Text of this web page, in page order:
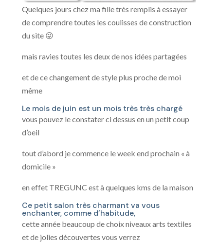
Quelques jours chez ma fille très remplis à essayer
de comprendre toutes les coulisses de construction
du site 😜
mais ravies toutes les deux de nos idées partagées
et de ce changement de style plus proche de moi
même
Le mois de juin est un mois très très chargé
vous pouvez le constater ci dessus en un petit coup
d’oeil
tout d’abord je commence le week end prochain « à
domicile »
en effet TREGUNC est à quelques kms de la maison
Ce petit salon très charmant va vous
enchanter, comme d’habitude,
cette année beaucoup de choix niveaux arts textiles
et de jolies découvertes vous verrez